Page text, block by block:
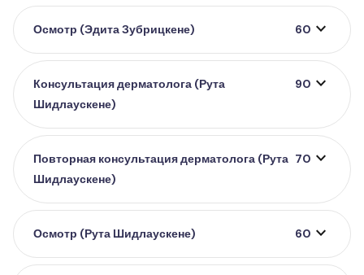
Осмотр (Эдита Зубрицкене) 60 expand_more
Консультация дерматолога (Рута
Шидлаускене)
90 expand_more
Повторная консультация дерматолога (Рута
Шидлаускене)
70 expand_more
Осмотр (Рута Шидлаускене) 60 expand_more